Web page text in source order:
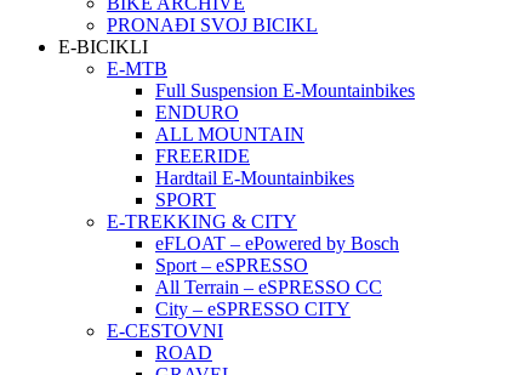
PRONAĐI SVOJ BICIKL
E-BICIKLI
E-MTB
Full Suspension E-Mountainbikes
ENDURO
ALL MOUNTAIN
FREERIDE
Hardtail E-Mountainbikes
SPORT
E-TREKKING & CITY
eFLOAT – ePowered by Bosch
Sport – eSPRESSO
All Terrain – eSPRESSO CC
City – eSPRESSO CITY
E-CESTOVNI
ROAD